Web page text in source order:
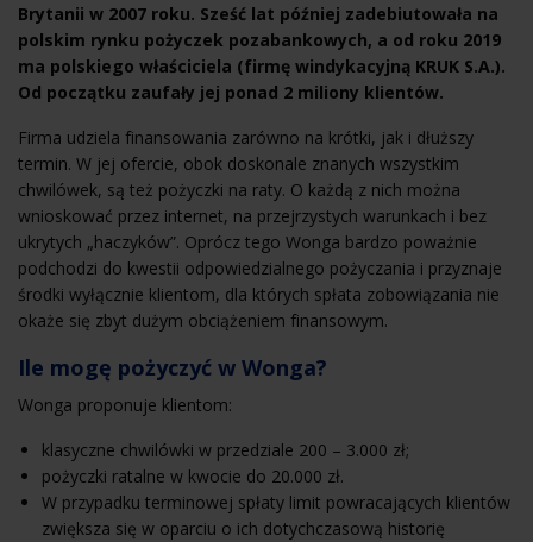
Brytanii w 2007 roku. Sześć lat później zadebiutowała na
polskim rynku pożyczek pozabankowych, a od roku 2019
ma polskiego właściciela (firmę windykacyjną KRUK S.A.).
Od początku zaufały jej ponad 2 miliony klientów.
Firma udziela finansowania zarówno na krótki, jak i dłuższy
termin. W jej ofercie, obok doskonale znanych wszystkim
chwilówek, są też pożyczki na raty. O każdą z nich można
wnioskować przez internet, na przejrzystych warunkach i bez
ukrytych „haczyków”. Oprócz tego Wonga bardzo poważnie
podchodzi do kwestii odpowiedzialnego pożyczania i przyznaje
środki wyłącznie klientom, dla których spłata zobowiązania nie
okaże się zbyt dużym obciążeniem finansowym.
Ile mogę pożyczyć w Wonga?
Wonga proponuje klientom:
klasyczne chwilówki w przedziale 200 – 3.000 zł;
pożyczki ratalne w kwocie do 20.000 zł.
W przypadku terminowej spłaty limit powracających klientów
zwiększa się w oparciu o ich dotychczasową historię